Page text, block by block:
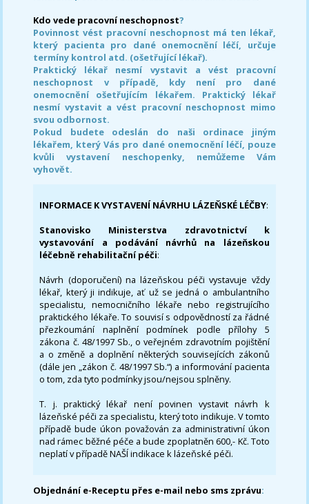
Kdo vede pracovní neschopnost?
Povinnost vést pracovní neschopnost má ten lékař,
který pacienta pro dané onemocnění léčí, určuje
termíny kontrol atd. (ošetřující lékař).
Praktický lékař nesmí vystavit a vést pracovní
neschopnost v případě, kdy není pro dané
onemocnění ošetřujícím lékařem. Praktický lékař
nesmí vystavit a vést pracovní neschopnost mimo
svou odbornost.
Pokud budete odeslán do naši ordinace jiným
lékařem, který Vás pro dané onemocnění léčí, pouze
kvůli vystavení neschopenky, nemůžeme Vám
vyhovět.
INFORMACE K VYSTAVENÍ NÁVRHU LÁZEŇSKÉ LÉČBY:
Stanovisko Ministerstva zdravotnictví k
vystavování a podávání návrhů na lázeňskou
léčebně rehabilitační péči:
Návrh (doporučení) na lázeňskou péči vystavuje vždy
lékař, který ji indikuje, ať už se jedná o ambulantního
specialistu, nemocničního lékaře nebo registrujícího
praktického lékaře. To souvisí s odpovědností za řádné
přezkoumání naplnění podmínek podle přílohy 5
zákona č. 48/1997 Sb., o veřejném zdravotním pojištění
a o změně a doplnění některých souvisejících zákonů
(dále jen „zákon č. 48/1997 Sb.“) a informování pacienta
o tom, zda tyto podmínky jsou/nejsou splněny.
T. j. praktický lékař není povinen vystavit návrh k
lázeňské péči za specialistu, který toto indikuje. V tomto
případě bude úkon považován za administrativní úkon
nad rámec běžné péče a bude zpoplatněn 600,- Kč. Toto
neplatí v případě NAŠÍ indikace k lázeňské péči.
Objednání e-Receptu přes e-mail nebo sms zprávu: